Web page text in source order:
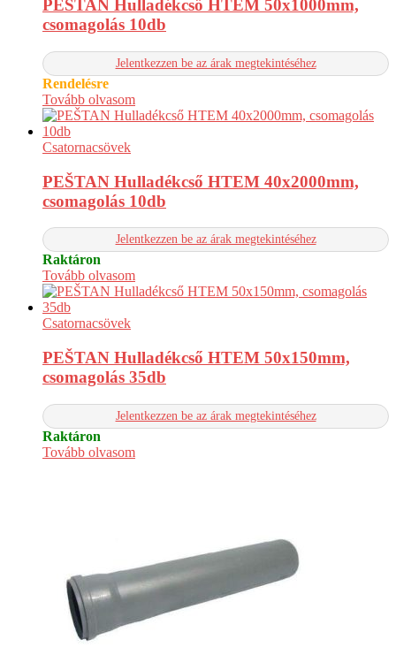
PEŠTAN Hulladékcső HTEM 50x1000mm,
csomagolás 10db
Jelentkezzen be az árak megtekintéséhez
Rendelésre
Tovább olvasom
Csatornacsövek
PEŠTAN Hulladékcső HTEM 40x2000mm,
csomagolás 10db
Jelentkezzen be az árak megtekintéséhez
Raktáron
Tovább olvasom
Csatornacsövek
PEŠTAN Hulladékcső HTEM 50x150mm,
csomagolás 35db
Jelentkezzen be az árak megtekintéséhez
Raktáron
Tovább olvasom